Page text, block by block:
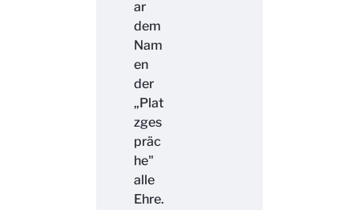
ar
dem
Nam
en
der
„Plat
zges
präc
he"
alle
Ehre.